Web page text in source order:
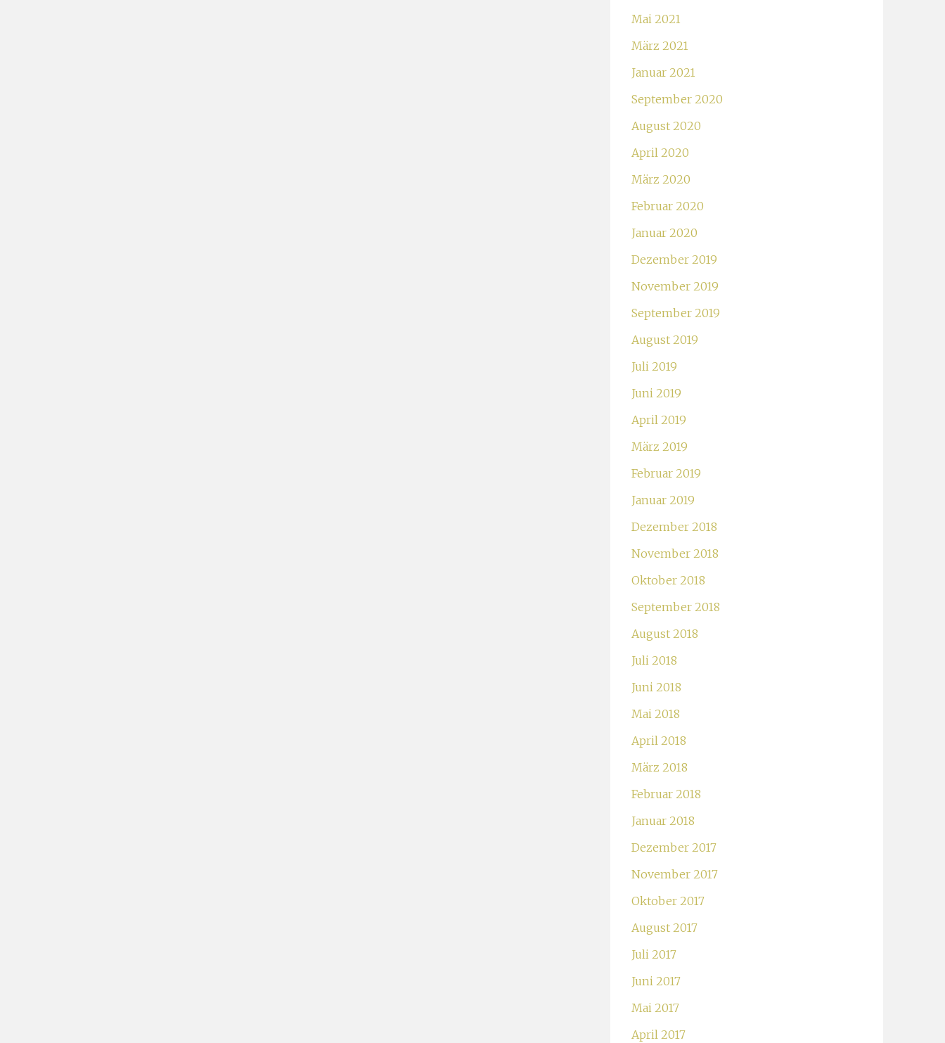
Mai 2021
März 2021
Januar 2021
September 2020
August 2020
April 2020
März 2020
Februar 2020
Januar 2020
Dezember 2019
November 2019
September 2019
August 2019
Juli 2019
Juni 2019
April 2019
März 2019
Februar 2019
Januar 2019
Dezember 2018
November 2018
Oktober 2018
September 2018
August 2018
Juli 2018
Juni 2018
Mai 2018
April 2018
März 2018
Februar 2018
Januar 2018
Dezember 2017
November 2017
Oktober 2017
August 2017
Juli 2017
Juni 2017
Mai 2017
April 2017